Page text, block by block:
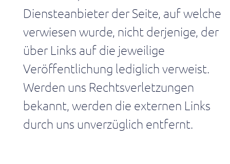
Alle
verbessern
den
Operational
Excellenz
Performance
Wertstrom
machen
Diensteanbieter der Seite, auf welche
verwiesen wurde, nicht derjenige, der
über Links auf die jeweilige
Veröffentlichung lediglich verweist.
Werden uns Rechtsverletzungen
bekannt, werden die externen Links
durch uns unverzüglich entfernt.